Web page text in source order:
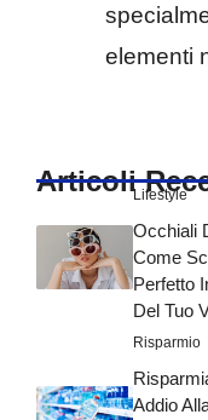
elementi
ArticoliLifestyle
Occhiali
Come
Perfetto
Del Tuo
Risparmio
Addio